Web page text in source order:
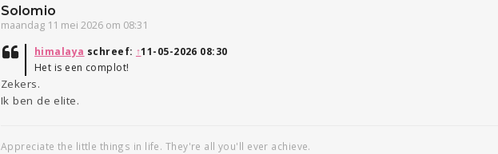
Solomio
maandag 11 mei 2026 om 08:31
himalaya schreef: ↑11-05-2026 08:30
Het is een complot!
Zekers.
Ik ben de elite.
Appreciate the little things in life. They're all you'll ever achieve.